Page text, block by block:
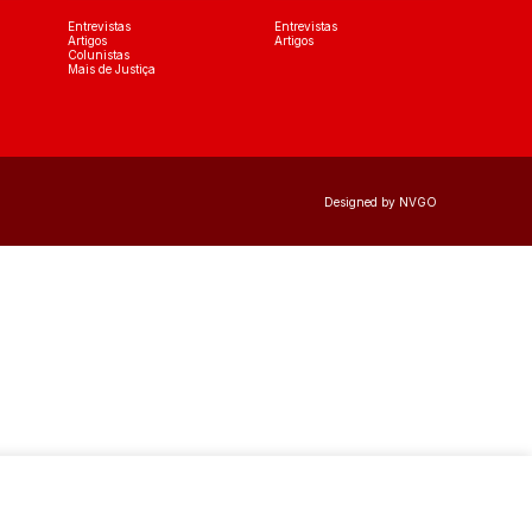
Entrevistas
Artigos
Colunistas
Mais de Justiça
Entrevistas
Artigos
Designed by NVGO